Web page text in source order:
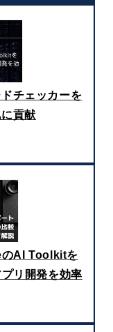
チェッカーを
貢献
AI Toolkitを
リ開発を効率